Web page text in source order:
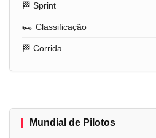
🏁 Sprint
🏎️ Classificação
🏁 Corrida
Mundial de Pilotos